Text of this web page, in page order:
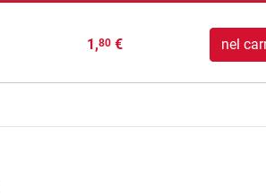
1,80€ nel